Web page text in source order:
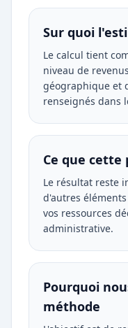
Sur quoi
Le calcul tient
niveau de
géographique et
renseignés dans
Ce que cette
Le résultat reste
d'autres
vos ressources
administrative.
Pourquoi
méthode